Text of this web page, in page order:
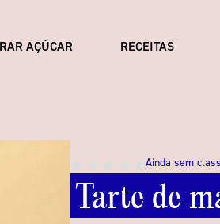
AÇÚCAR RECEITAS
Ainda sem
Tarte de